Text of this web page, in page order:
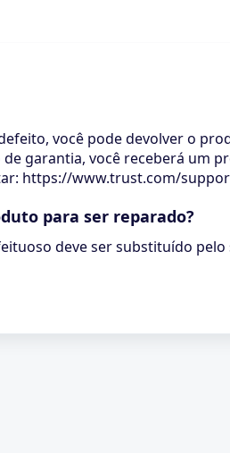
você pode devolver o
garantia, você receberá um
https://www.trust.com/
para ser reparado?
deve ser substituído